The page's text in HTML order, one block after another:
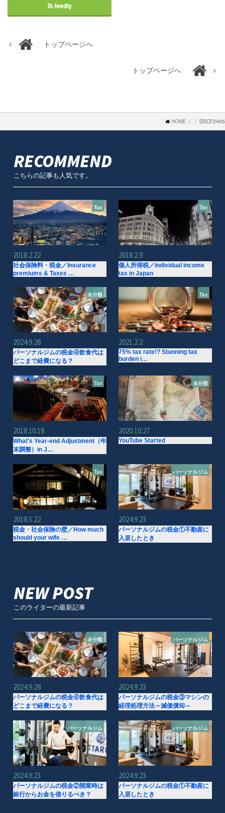
feedly
トップページへ
トップページへ
HOME DSCF2405
RECOMMEND
こちらの記事も人気です。
Tax
2018.2.22
社会保険料・税金／Insurance
premiums & Taxes …
Tax
2018.2.9
個人所得税／Individual income
tax in Japan
未分類
2024.9.28
パーソナルジムの税金④飲食代は
どこまで経費になる？
Tax
2021.2.2
75% tax rate!? Stunning tax
burden i…
Tax
2018.10.18
What's Year-end Adjustment（年
末調整）in J…
未分類
2020.10.27
YouTube Started
Tax
2018.5.22
税金・社会保険の壁／How much
should your wife …
パーソナルジム
2024.9.23
パーソナルジムの税金①不動産に
入居したとき
NEW POST
このライターの最新記事
未分類
2024.9.28
パーソナルジムの税金④飲食代は
どこまで経費になる？
パーソナルジム
2024.9.23
パーソナルジムの税金③マシンの
経理処理方法～減価償却～
パーソナルジム
2024.9.23
パーソナルジムの税金②開業時は
銀行からお金を借りるべき？
パーソナルジム
2024.9.23
パーソナルジムの税金①不動産に
入居したとき